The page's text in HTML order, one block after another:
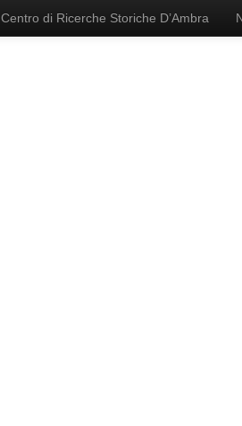
Centro di Ricerche Storiche D’Ambra